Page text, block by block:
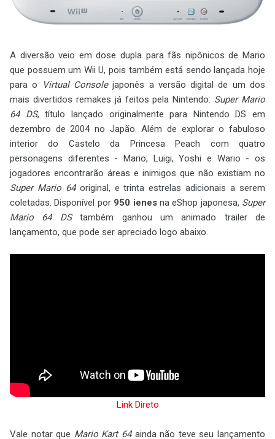
A diversão veio em dose dupla para fãs nipônicos de Mario
que possuem um Wii U, pois também está sendo lançada hoje
para o
Virtual Consolejaponês a versão digital de um dos
mais divertidos remakes já feitos pela Nintendo: Super Mario
64 DS, título lançado originalmente para Nintendo DS em
dezembro de 2004 no Japão. Além de explorar o fabuloso
interior do Castelo da Princesa Peach com quatro
personagens diferentes - Mario, Luigi, Yoshi e Wario - os
jogadores encontrarão áreas e inimigos que não existiam no
Super Mario 64original, e trinta estrelas adicionais a serem
coletadas. Disponível por 950 ienesna eShop japonesa, Super
Mario 64 DStambém ganhou um animado trailer de
lançamento, que pode ser apreciado logo abaixo.
Link Direto
Vale notar que Mario Kart 64ainda não teve seu lançamento